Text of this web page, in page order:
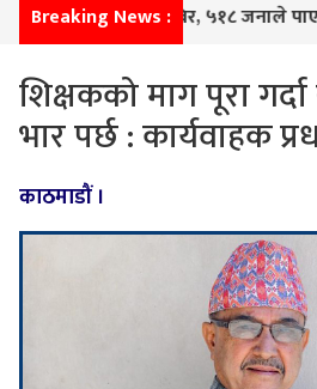
Breaking News :
शिक्षकको माग पूरा
भार पर्छ : कार्यवाहक
काठमाडौं ।